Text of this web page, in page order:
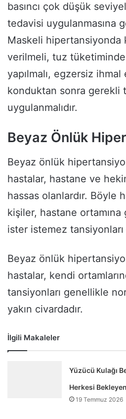
basıncı çok düşük
tedavisi uygulanmasına
Maskeli hipertansiyonda
verilmeli, tuz tüketiminde
yapılmalı, egzersiz
konduktan sonra gerekli
uygulanmalıdır.
Beyaz Önlük
Beyaz önlük
hastalar, hastane ve
hassas olanlardır. Böyle
kişiler, hastane
ister istemez
Beyaz önlük
hastalar, kendi
tansiyonları genellikle
yakın civardadır.
İlgili Makaleler
Yüzücü Kulağı
Herkesi
19 Temmuz 2026